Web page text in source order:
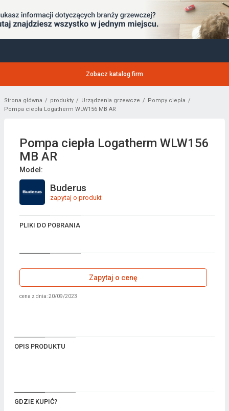
Zobacz katalog firm
Strona główna produkty Urządzenia grzewcze
Pompy ciepła
Pompa ciepła Logatherm WLW156 MB AR
Pompa ciepła Logatherm WLW156
MB AR
Model:
Buderus
zapytaj o produkt
PLIKI DO POBRANIA
Zapytaj o cenę
cena z dnia: 20/09/2023
OPIS PRODUKTU
GDZIE KUPIĆ?